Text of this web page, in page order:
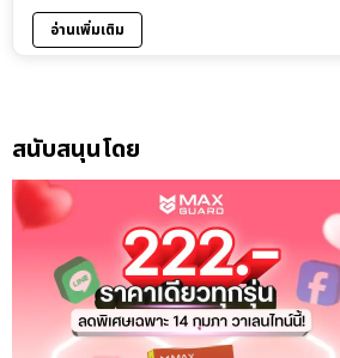
อ่านเพิ่มเติม
สนับสนุนโดย